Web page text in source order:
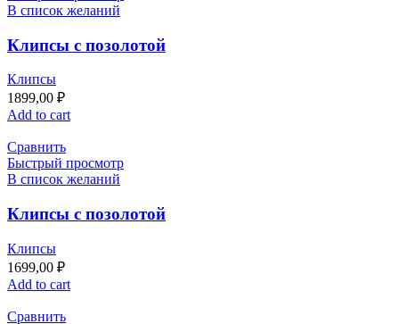
В список желаний
Клипсы с позолотой
Клипсы
1899,00 ₽
Add to cart
Сравнить
Быстрый просмотр
В список желаний
Клипсы с позолотой
Клипсы
1699,00 ₽
Add to cart
Сравнить